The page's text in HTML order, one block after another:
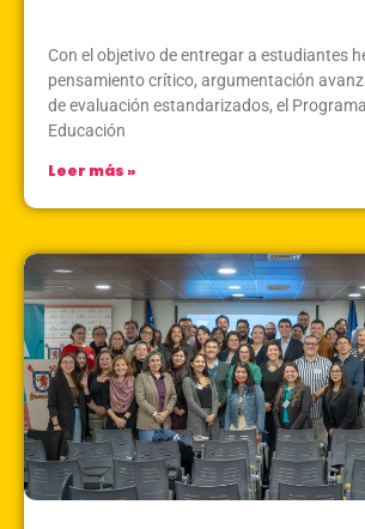
Con el objetivo de entregar a estudiantes
pensamiento crítico, argumentación
de evaluación estandarizados, el
Educación
Leer más »